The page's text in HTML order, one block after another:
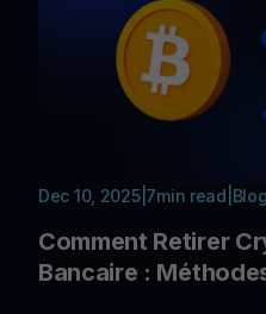
Dec 10, 2025| 7min read Blog
Comment Retirer
Bancaire :